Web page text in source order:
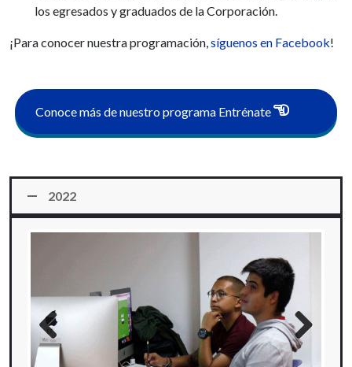
los egresados y graduados de la Corporación.
¡Para conocer nuestra programación, síguenos en Facebook!
Conoce más de nuestro programa Entrénate
2022
Previous Next